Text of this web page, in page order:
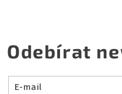
Odebírat
E-mail